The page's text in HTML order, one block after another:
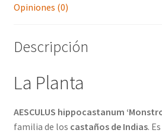
Opiniones (0)
Descripción
La Planta
AESCULUS hippocastanum
familia de los castaños de Indias.